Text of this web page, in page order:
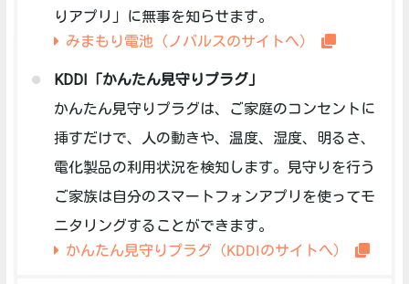
りアプリ」に無事を知らせます。
みまもり電池（ノバルスのサイトへ）
KDDI「かんたん見守りプラグ」
かんたん見守りプラグは、ご家庭のコンセントに
挿すだけで、人の動きや、温度、湿度、明るさ、
電化製品の利用状況を検知します。見守りを行う
ご家族は自分のスマートフォンアプリを使ってモ
ニタリングすることができます。
かんたん見守りプラグ（KDDIのサイトへ）